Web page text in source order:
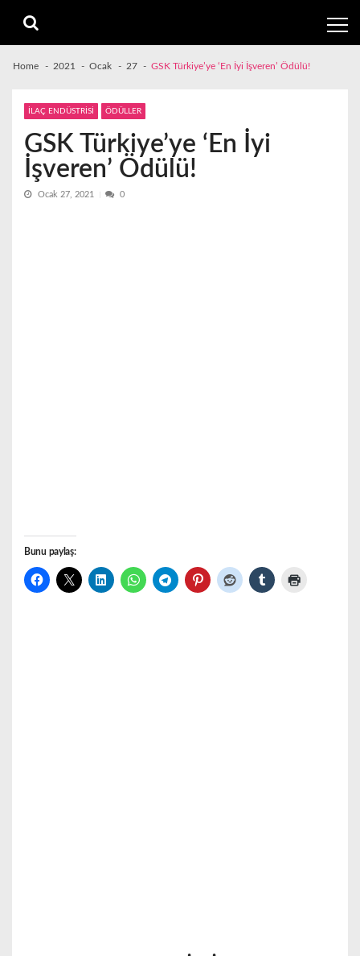
navigation
content
Home 2021 Ocak 27 GSK Türkiye’ye ‘En İyi İşveren’ Ödülü!
İLAÇ ENDÜSTRİSİ ÖDÜLLER
GSK Türkiye’ye ‘En İyi
İşveren’ Ödülü!
Ocak 27, 2021 0
Bunu paylaş: